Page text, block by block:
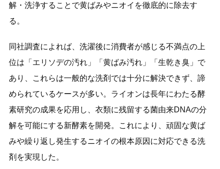
解・洗浄することで黄ばみやニオイを徹底的に除去す
る。
同社調査によれば、洗濯後に消費者が感じる不満点の上
位は「エリソデの汚れ」「黄ばみ汚れ」「生乾き臭」で
あり、これらは一般的な洗剤では十分に解決できず、諦
められているケースが多い。ライオンは長年にわたる酵
素研究の成果を応用し、衣類に残留する菌由来DNAの分
解を可能にする新酵素を開発。これにより、頑固な黄ば
みや繰り返し発生するニオイの根本原因に対応できる洗
剤を実現した。